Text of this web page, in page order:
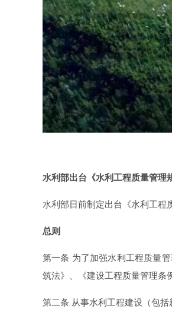
水利部出台《水利工程质量管理
水利部日前制定出台《水利工程
总则
第一条 为了加强水利工程质量
筑法》、《建设工程质量管理条
第二条 从事水利工程建设（包